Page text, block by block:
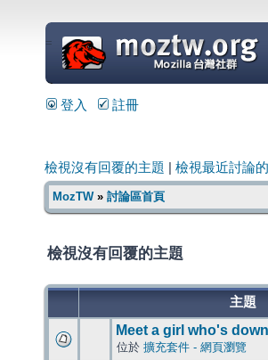
=
登入 註冊
檢視沒有回覆的主題 檢視最近討論
MozTW» 討論區首頁
檢視沒有回覆的主題
主題
Meet a girl who's
位於 擴充套件 - 網頁瀏覽